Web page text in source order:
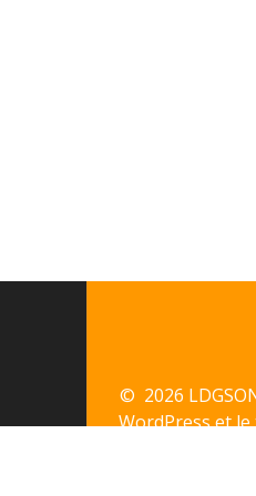
© 2026
WordPress et